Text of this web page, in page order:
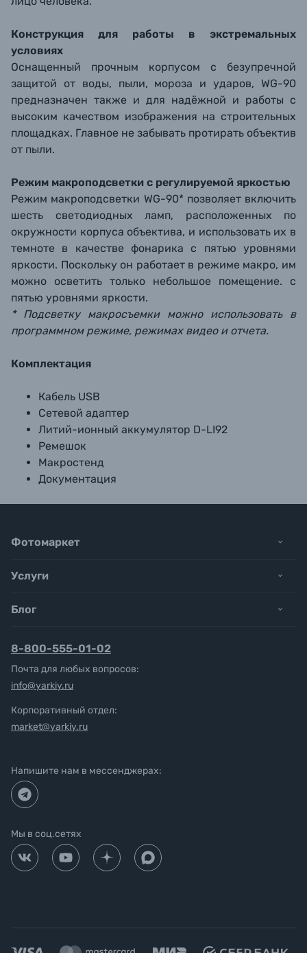
Конструкция для работы в экстремальных
условиях
Оснащенный прочным корпусом с безупречной
защитой от воды, пыли, мороза и ударов, WG-90
предназначен также и для надёжной и работы с
высоким качеством изображения на строительных
площадках. Главное не забывать протирать объектив
от пыли.
Режим макроподсветки с регулируемой яркостью
Режим макроподсветки WG-90* позволяет включить
шесть светодиодных ламп, расположенных по
окружности корпуса объектива, и использовать их в
темноте в качестве фонарика с пятью уровнями
яркости. Поскольку он работает в режиме макро, им
можно осветить только небольшое помещение. с
пятью уровнями яркости.
* Подсветку макросъемки можно использовать в
программном режиме, режимах видео и отчета.
Комплектация
Кабель USB
Сетевой адаптер
Литий-ионный аккумулятор D-LI92
Ремешок
Макростенд
Документация
Фотомаркет
Услуги
Блог
8-800-555-01-02
Почта для любых вопросов:
info@yarkiy.ru
Корпоративный отдел:
market@yarkiy.ru
Напишите нам в мессенджерах:
Мы в соц.сетях